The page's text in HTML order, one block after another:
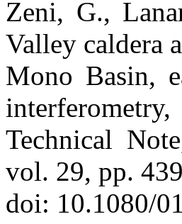
Zeni, G.,
Valley caldera
Mono Basin,
interferometry,
Technical
vol. 29, pp.
doi: 10.1080/